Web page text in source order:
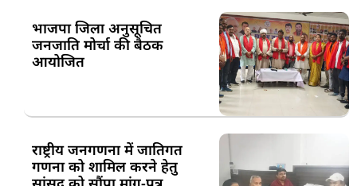
भाजपा जिला अनुसूचित
जनजाति मोर्चा की बैठक
आयोजित
राष्ट्रीय जनगणना में जातिगत
गणना को शामिल करने हेतु